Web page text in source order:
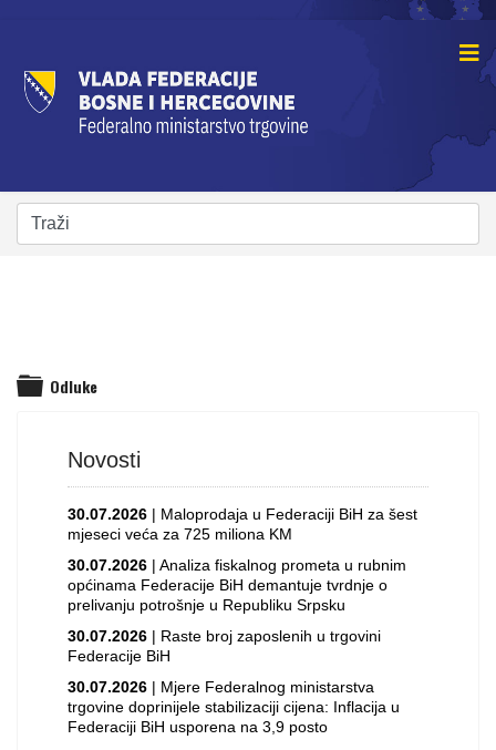
Odluke
Novosti
30.07.2026 | Maloprodaja u Federaciji BiH za šest
mjeseci veća za 725 miliona KM
30.07.2026 | Analiza fiskalnog prometa u rubnim
općinama Federacije BiH demantuje tvrdnje o
prelivanju potrošnje u Republiku Srpsku
30.07.2026 | Raste broj zaposlenih u trgovini
Federacije BiH
30.07.2026 | Mjere Federalnog ministarstva
trgovine doprinijele stabilizaciji cijena: Inflacija u
Federaciji BiH usporena na 3,9 posto